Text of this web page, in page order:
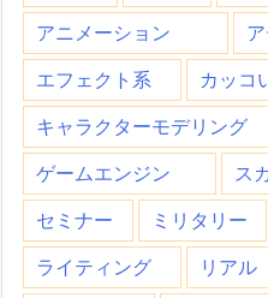
アニメーション
エフェクト系
カッコ
キャラクターモデリング
ゲームエンジン
ス
セミナー
ミリタリー
ライティング
リアル